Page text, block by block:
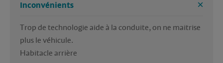
Inconvénients
Trop de technologie aide à la conduite, on ne maitrise
plus le véhicule.
Habitacle arrière